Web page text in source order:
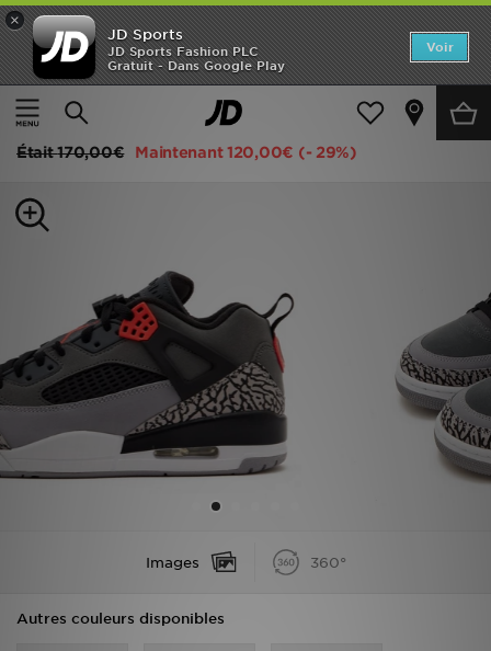
×
JD Sports
JD Sports Fashion PLC
Gratuit - Dans Google Play
Voir
Accueil
Homme Chaussures Homme Baskets
Jordan Spizike Low
Était170,00€ Maintenant120,00€ (- 29%)
Images 360°
Autres couleurs disponibles
Accueil
Nouveautés
Enfant
Marques
Football
Sports